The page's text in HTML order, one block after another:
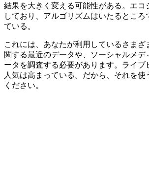
結果を大きく変える可能性がある。エコ
しており、アルゴリズムはいたるところ
ている。
これには、あなたが利用しているさまざ
関する最近のデータや、ソーシャルメデ
ータを調査する必要があります。ライブ
人気は高まっている。だから、それを使
ください。